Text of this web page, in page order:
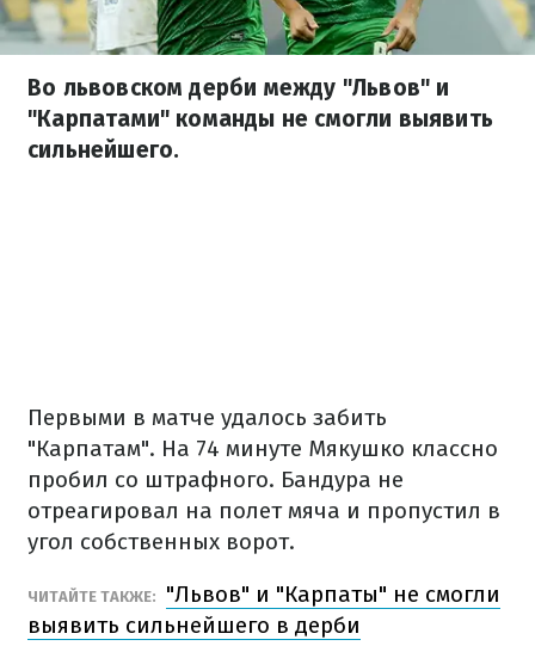
Во львовском дерби между "Львов" и
"Карпатами" команды не смогли выявить
сильнейшего.
Первыми в матче удалось забить
"Карпатам". На 74 минуте Мякушко классно
пробил со штрафного. Бандура не
отреагировал на полет мяча и пропустил в
угол собственных ворот.
ЧИТАЙТЕ ТАКЖЕ:
"Львов" и "Карпаты" не смогли
выявить сильнейшего в дерби